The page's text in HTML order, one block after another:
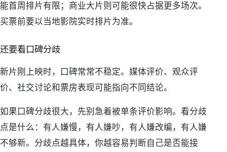
能首周排片有限；商业大片则可能很快占据更多场次。
买票前要以当地影院实时排片为准。
还要看口碑分歧
新片刚上映时，口碑常常不稳定。媒体评价、观众评
价、社交讨论和票房表现可能指向不同结论。
如果口碑分歧很大，先别急着被单条评价影响。看分歧
点是什么：有人嫌慢，有人嫌吵，有人嫌改编，有人嫌
不够新。分歧点越具体，你越容易判断自己是否能接